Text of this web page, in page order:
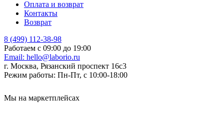
Оплата и возврат
Контакты
Возврат
8 (499) 112-38-98
Работаем с 09:00 до 19:00
Email: hello@laborio.ru
г. Москва, Рязанский проспект 16с3
Режим работы: Пн-Пт, с 10:00-18:00
Мы на маркетплейсах